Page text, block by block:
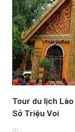
Tour du lịch
Sở Triệu Voi